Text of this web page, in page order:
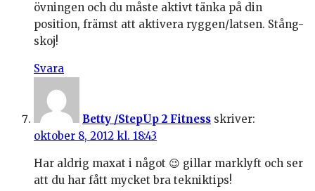
övningen och du måste aktivt tänka på din
position, främst att aktivera ryggen/latsen. Stång-
skoj!
Svara
Betty /StepUp 2 Fitness skriver:
oktober 8, 2012 kl. 18:43
Har aldrig maxat i något 😉 gillar marklyft och ser
att du har fått mycket bra tekniktips!